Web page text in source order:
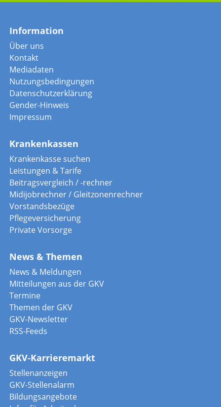
Information
Über uns
Kontakt
Mediadaten
Nutzungsbedingungen
Datenschutzerklärung
Gender-Hinweis
Impressum
Krankenkassen
Krankenkasse suchen
Leistungen & Tarife
Beitragsvergleich / -rechner
Midijobrechner / Gleitzonenrechner
Vorstandsbezüge
Pflegeversicherung
Private Vorsorge
News & Themen
News & Meldungen
Mitteilungen aus der GKV
Termine
Themen der GKV
GKV-Newsletter
RSS-Feeds
GKV-Karrieremarkt
Stellenanzeigen
GKV-Stellenalarm
Bildungsangebote